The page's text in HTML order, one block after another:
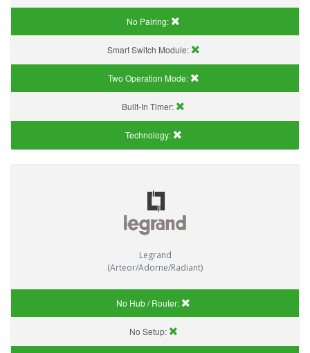
No Pairing:
Smart Switch Module:
Two Operation Mode:
Built-In Timer:
Technology:
Legrand
(Arteor/Adorne/Radiant)
No Hub / Router:
No Setup: